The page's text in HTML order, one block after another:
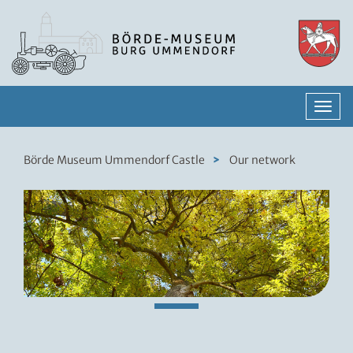
N
a
a
t
i
o
n
e
i
Börde Museum Ummendorf Castle Our network